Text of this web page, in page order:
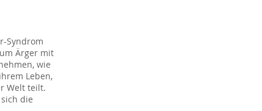
Syndrom
Ärger mit
wie
Leben,
Welt teilt.
die